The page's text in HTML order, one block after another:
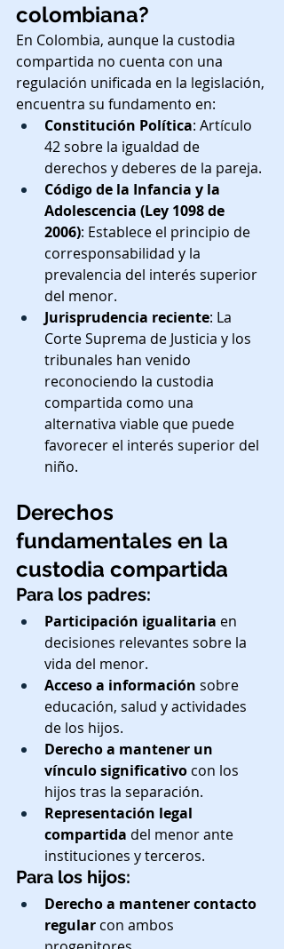
colombiana?
En Colombia, aunque la custodia
compartida no cuenta con una
regulación unificada en la legislación,
encuentra su fundamento en:
Constitución Política: Artículo
42 sobre la igualdad de
derechos y deberes de la pareja.
Código de la Infancia y la
Adolescencia (Ley 1098 de
2006): Establece el principio de
corresponsabilidad y la
prevalencia del interés superior
del menor.
Jurisprudencia reciente: La
Corte Suprema de Justicia y los
tribunales han venido
reconociendo la custodia
compartida como una
alternativa viable que puede
favorecer el interés superior del
niño.
Derechos
fundamentales en la
custodia compartida
Para los padres:
Participación igualitaria en
decisiones relevantes sobre la
vida del menor.
Acceso a información sobre
educación, salud y actividades
de los hijos.
Derecho a mantener un
vínculo significativo con los
hijos tras la separación.
Representación legal
compartida del menor ante
instituciones y terceros.
Para los hijos:
Derecho a mantener contacto
regular con ambos